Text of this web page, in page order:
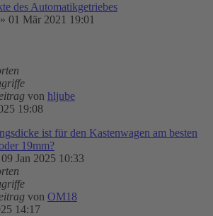
des Automatikgetriebes
» 01 Mär 2021 19:01
von hljube
19:08
ist für den Kastenwagen am besten
19mm?
09 Jan 2025 10:33
von OM18
14:17